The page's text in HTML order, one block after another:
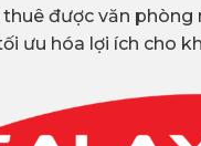
được văn phòng
ưu hóa lợi ích cho